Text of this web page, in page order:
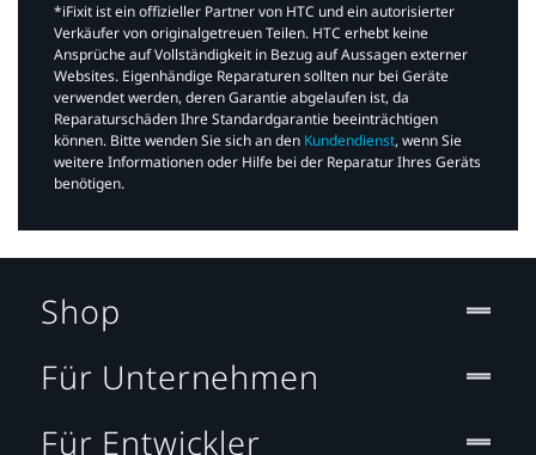
*iFixit ist ein offizieller Partner von HTC und ein autorisierter
Verkäufer von originalgetreuen Teilen. HTC erhebt keine
Ansprüche auf Vollständigkeit in Bezug auf Aussagen externer
Websites. Eigenhändige Reparaturen sollten nur bei Geräte
verwendet werden, deren Garantie abgelaufen ist, da
Reparaturschäden Ihre Standardgarantie beeinträchtigen
können. Bitte wenden Sie sich an den Kundendienst, wenn Sie
weitere Informationen oder Hilfe bei der Reparatur Ihres Geräts
benötigen.​
Shop
Für Unternehmen
Für Entwickler